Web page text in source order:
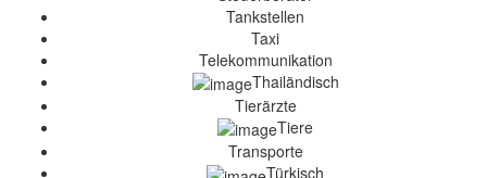
Tankstellen
Taxi
Telekommunikation
Thailändisch
Tierärzte
Tiere
Transporte
Türkisch